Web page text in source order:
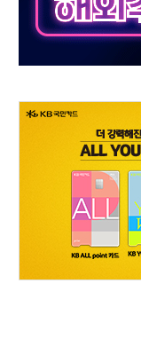
수 없다" 반박
정쟁 소재 삼아…청년 삶